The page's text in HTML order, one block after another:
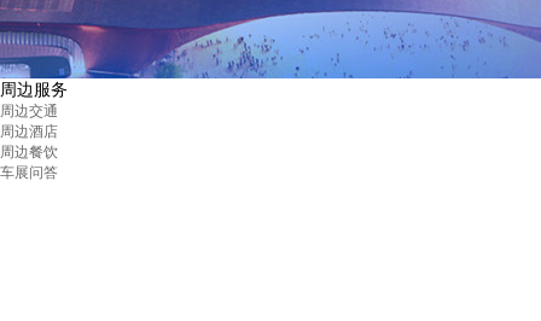
周边服务
周边交通
周边酒店
周边餐饮
车展问答